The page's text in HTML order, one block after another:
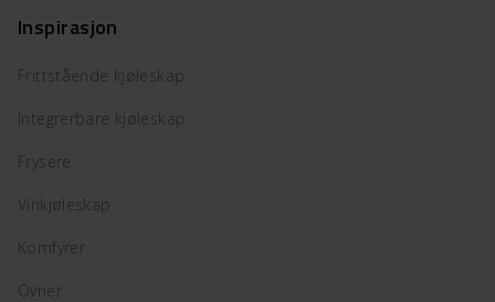
Inspirasjon
Frittstående kjøleskap
Integrerbare kjøleskap
Frysere
Vinkjøleskap
Komfyrer
Ovner